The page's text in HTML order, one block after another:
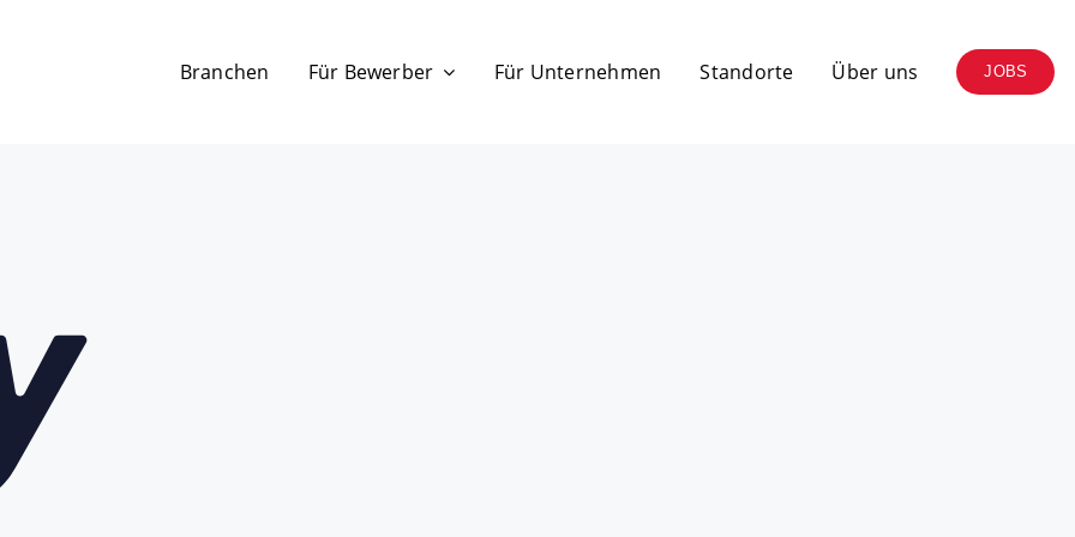
Branchen Für Bewerber Für Unternehmen Standorte Über uns JOBS